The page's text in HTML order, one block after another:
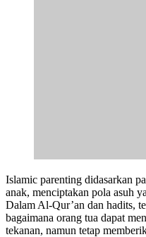
Islamic parenting didasarkan
anak, menciptakan pola asuh
Dalam Al-Qur’an dan hadits,
bagaimana orang tua dapat
tekanan, namun tetap